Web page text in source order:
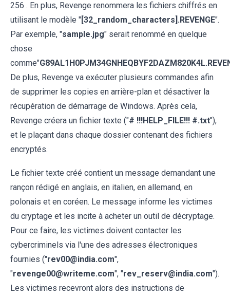
256 . En plus, Revenge renommera les fichiers chiffrés en
utilisant le modèle "[32_random_characters].REVENGE".
Par exemple, "sample.jpg" serait renommé en quelque
chose
comme"
De plus, Revenge va exécuter plusieurs commandes afin
de supprimer les copies en arrière-plan et désactiver la
récupération de démarrage de Windows. Après cela,
Revenge créera un fichier texte ("# !!!HELP_FILE!!! #.txt"),
et le plaçant dans chaque dossier contenant des fichiers
encryptés.
Le fichier texte créé contient un message demandant une
rançon rédigé en anglais, en italien, en allemand, en
polonais et en coréen. Le message informe les victimes
du cryptage et les incite à acheter un outil de décryptage.
Pour ce faire, les victimes doivent contacter les
cybercriminels via l'une des adresses électroniques
fournies ("rev00@india.com",
"revenge00@writeme.com", "rev_reserv@india.com").
Les victimes recevront alors des instructions de